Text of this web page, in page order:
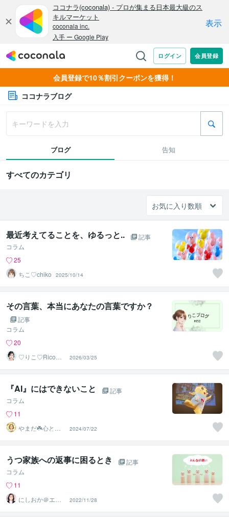
会員登録で10％割引クーポンを獲得！
ココナラブログ
ブログ 告知
すべてのカテゴリ
最近考えてることを、ゆるっと..
記事
コラム
25
ちこ♡chiko
2025/10/14
その言葉、本当にあなたの言葉ですか？
記事
コラム
20
♡りこ♡Rico｜
第2章
2026/03/25
『AI』にはできないこと
記事
コラム
11
やまだ☘️心と頭
がスッキリ整う
サロン
2024/07/22
うつ家族への返事に困るとき
記事
コラム
11
にしおか＠エン
パワメントカウ
ンセラー
2022/11/28